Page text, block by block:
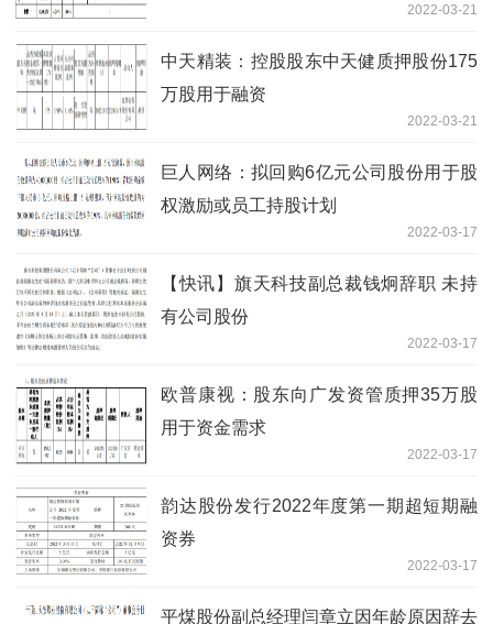
2022-03-21
中天精装：控股股东中天健质押股份175
万股用于融资
2022-03-21
巨人网络：拟回购6亿元公司股份用于股
权激励或员工持股计划
2022-03-17
【快讯】旗天科技副总裁钱炯辞职 未持
有公司股份
2022-03-17
欧普康视：股东向广发资管质押35万股
用于资金需求
2022-03-17
韵达股份发行2022年度第一期超短期融
资券
2022-03-17
平煤股份副总经理闫章立因年龄原因辞去